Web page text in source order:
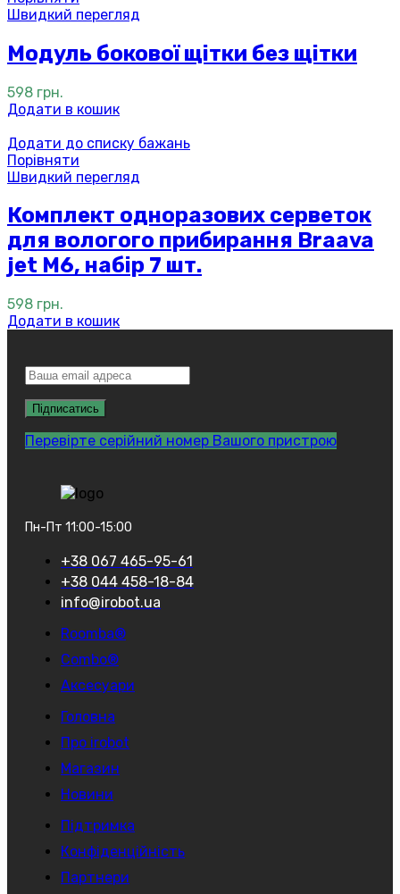
Швидкий перегляд
Модуль бокової щітки без щітки
598 грн.
Додати в кошик
Додати до списку бажань
Порівняти
Швидкий перегляд
Комплект одноразових серветок
для вологого прибирання Braava
jet M6, набір 7 шт.
598 грн.
Додати в кошик
Перевірте серійний номер Вашого пристрою
Пн-Пт 11:00-15:00
+38 067 465-95-61
+38 044 458-18-84
info@irobot.ua
Roomba®
Combo®
Аксесуари
Головна
Про irobot
Магазин
Новини
Підтримка
Конфіденційність
Партнери